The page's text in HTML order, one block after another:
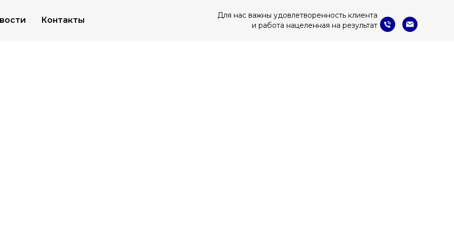
Контакты
Для нас важны удовлетворенность клиента
и работа нацеленная на результат
силовые приборы